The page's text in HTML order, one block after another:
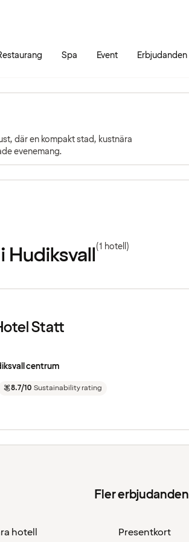
Spa Event Erbjudanden
där en kompakt stad, kustnära
evenemang.
Hudiksvall(1 hotell)
Statt
centrum
8.7/10 Sustainability rating
hotell
Fler erbjudanden
Presentkort